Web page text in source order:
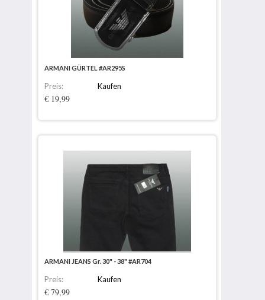
ARMANI GÜRTEL #AR295S
Preis:
€ 19,99
Kaufen
ARMANI JEANS Gr. 30" - 38" #AR704
Preis:
€ 79,99
Kaufen